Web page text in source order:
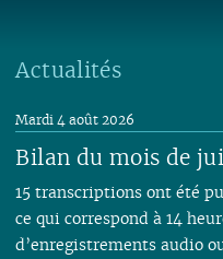
Actualités
Bilan du mois de
Mardi 4 août 2026
15 transcriptions ont été
ce qui correspond à 14
d’enregistrements audio